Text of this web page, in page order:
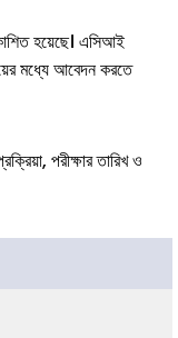
হয়েছে। এসিআই
মধ্যে আবেদন করতে
পরীক্ষার তারিখ ও